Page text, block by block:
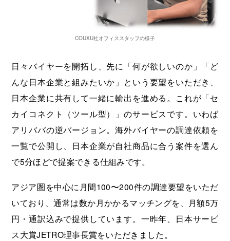
COUXU社オフィススタッフの様子
日々バイヤーを開拓し、先に「何が欲しいのか」「ど
んな日本企業と組みたいか」という要望をいただき、
日本企業に共有して一緒に輸出を進める。これが「セ
カイコネクト（ツール型）」のサービスです。いわば
アリババの逆バージョン。海外バイヤーの調達依頼を
一覧で公開し、日本企業が自社商品に合う案件を選ん
で5分ほどで提案できる仕組みです。
アジア圏を中心に月間100〜200件の調達要望をいただ
いており、通常は数か月かかるマッチングを、月額5万
円・通訳込みで提供しています。一昨年、日本サービ
ス大賞JETRO理事長賞をいただきました。